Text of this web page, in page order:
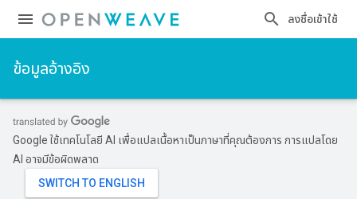
ลงชื่อเข้าใช้
ข้อมูลอ้างอิง
Google ใช้เทคโนโลยี AI เพื่อแปลเนื้อหาเป็นภาษาที่คุณต้องการ การแปลโดย
AI อาจมีข้อผิดพลาด